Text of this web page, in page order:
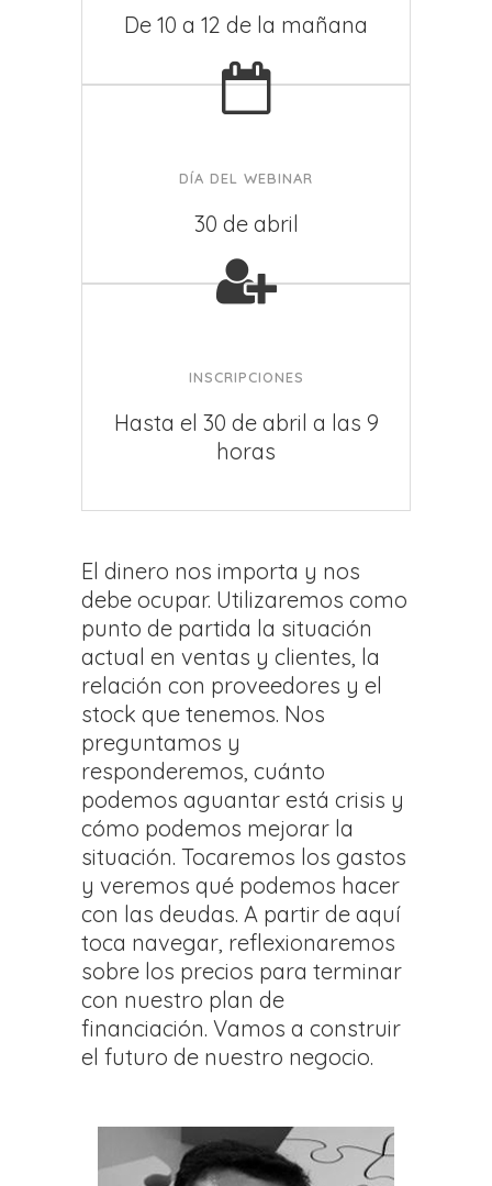
De 10 a 12 de la mañana
DÍA DEL WEBINAR
30 de abril
INSCRIPCIONES
Hasta el 30 de abril a las 9
horas
El dinero nos importa y nos
debe ocupar. Utilizaremos como
punto de partida la situación
actual en ventas y clientes, la
relación con proveedores y el
stock que tenemos. Nos
preguntamos y
responderemos, cuánto
podemos aguantar está crisis y
cómo podemos mejorar la
situación. Tocaremos los gastos
y veremos qué podemos hacer
con las deudas. A partir de aquí
toca navegar, reflexionaremos
sobre los precios para terminar
con nuestro plan de
financiación. Vamos a construir
el futuro de nuestro negocio.